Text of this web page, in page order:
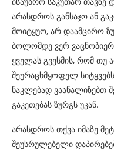
არასდროს განსაჯო ან
მოიტყუო, არ დაამცირო
ბოლომდე ვერ
ყველას გვესმის, რომ თუ
შეურაცხმყოფელ
ნაკლებად ვაანალიზებთ
გაკეთებას ზურგს უკან.
არასდროს თქვა იმაზე
შეუსრულებელი